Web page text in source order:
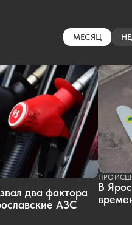
МЕСЯЦ
два фактора
АЗС
В